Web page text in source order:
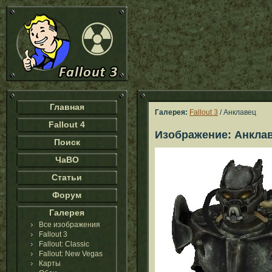
Главная
Fallout 4
Поиск
ЧаВО
Статьи
Форум
Галерея
Все изображения
Fallout 3
Fallout: Classic
Fallout: New Vegas
Карты
Галерея: Fallout 3 / Анклавец
Изображение: